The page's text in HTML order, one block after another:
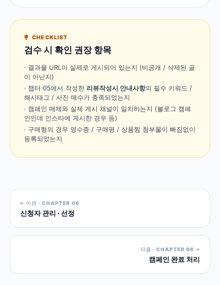
CHECKLIST
검수 시 확인 권장 항목
· 결과물 URL이 실제로 게시되어 있는지 (비공개 / 삭제된 글
이 아닌지)
· 챕터 05에서 작성한 리뷰작성시 안내사항의 필수 키워드 /
해시태그 / 사진 매수가 충족되었는지
· 캠페인 매체와 실제 게시 채널이 일치하는지 (블로그 캠페
인인데 인스타에 게시한 경우 등)
· 구매형의 경우 영수증 / 구매평 / 상품찜 첨부물이 빠짐없이
등록되었는지
이전 · CHAPTER 06
신청자 관리 · 선정
다음 · CHAPTER 08
캠페인 완료 처리